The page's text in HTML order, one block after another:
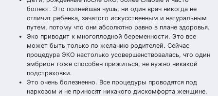
болеют. Это полнейшая чушь, ни один врач никогда не
отличит ребенка, зачатого искусственным и натуральным
путем, потому что они абсолютно равно в плане здоровья.
Эко приводит к многоплодной беременности. Это все
может быть только по желанию родителей. Сейчас
процедура ЭКО настолько усовершенствовалась, что один
эмбрион тоже способен прижиться, не нужно никакой
подстраховки.
Это очень болезненно. Все процедуры проводятся под
наркозом и не приносят никакого дискомфорта женщине.